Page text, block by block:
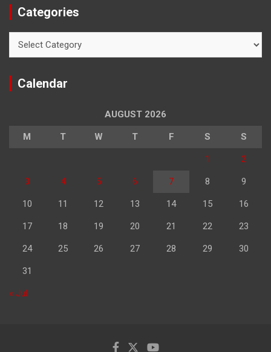
Categories
Calendar
AUGUST 2026
M T W T F S S
1 2
3 4 5 6 7 8 9
10 11 12 13 14 15 16
17 18 19 20 21 22 23
24 25 26 27 28 29 30
31
« Jul